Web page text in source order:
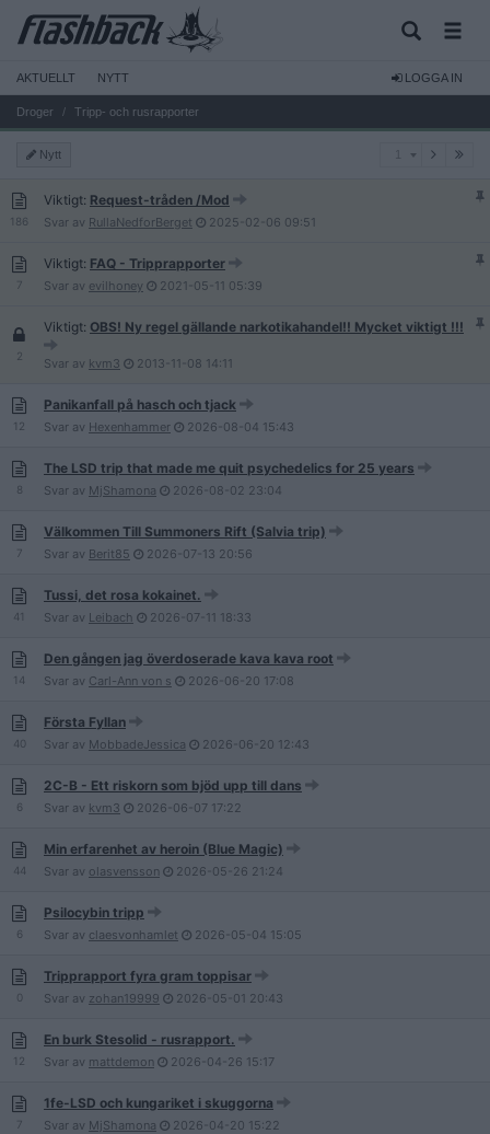
AKTUELLT NYTT LOGGA IN
Droger Tripp- och rusrapporter
Nytt
186
Viktigt: Request-tråden /Mod
Svar av RullaNedforBerget 2025-02-06 09:51
7
Viktigt: FAQ - Tripprapporter
Svar av evilhoney 2021-05-11 05:39
2
Viktigt: OBS! Ny regel gällande narkotikahandel!! Mycket viktigt !!!
Svar av kvm3 2013-11-08 14:11
12
Panikanfall på hasch och tjack
Svar av Hexenhammer 2026-08-04 15:43
8
The LSD trip that made me quit psychedelics for 25 years
Svar av MjShamona 2026-08-02 23:04
7
Välkommen Till Summoners Rift (Salvia trip)
Svar av Berit85 2026-07-13 20:56
41
Tussi, det rosa kokainet.
Svar av Leibach 2026-07-11 18:33
14
Den gången jag överdoserade kava kava root
Svar av Carl-Ann von s 2026-06-20 17:08
40
Första Fyllan
Svar av MobbadeJessica 2026-06-20 12:43
6
2C-B - Ett riskorn som bjöd upp till dans
Svar av kvm3 2026-06-07 17:22
44
Min erfarenhet av heroin (Blue Magic)
Svar av olasvensson 2026-05-26 21:24
6
Psilocybin tripp
Svar av claesvonhamlet 2026-05-04 15:05
0
Tripprapport fyra gram toppisar
Svar av zohan19999 2026-05-01 20:43
12
En burk Stesolid - rusrapport.
Svar av mattdemon 2026-04-26 15:17
7
1fe-LSD och kungariket i skuggorna
Svar av MjShamona 2026-04-20 15:22